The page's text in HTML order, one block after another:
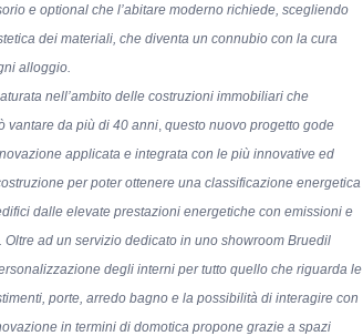
e optional che l’abitare moderno richiede, scegliendo
dei materiali, che diventa un connubio con la cura
alloggio.
nell’ambito delle costruzioni immobiliari che
vantare da più di 40 anni,questo nuovo progetto gode
applicata e integrata con le più innovative ed
per poter ottenere una classificazione energetica
dalle elevate prestazioni energetiche con emissioni e
Oltre ad un servizio dedicato in uno showroom Bruedil
degli interni per tutto quello che riguarda le
porte, arredo bagno e la possibilità di interagire con
in termini di domotica propone grazie a spazi